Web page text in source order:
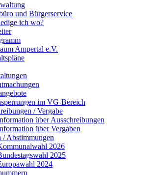
und Bürgerservice
ich wo?
Ampertal e.V.
im VG-Bereich
/ Vergabe
über Ausschreibungen
über Vergaben
/ Abstimmungen
2026
2025
2024